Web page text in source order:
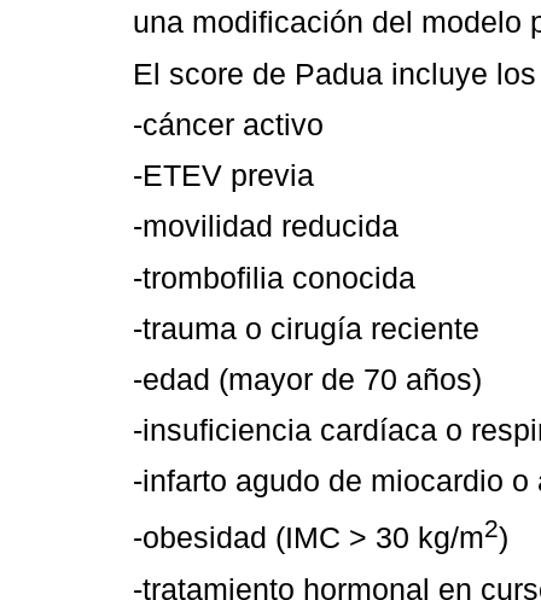
una modificación del modelo
El score de Padua incluye
-cáncer activo
-ETEV previa
-movilidad reducida
-trombofilia conocida
-trauma o cirugía reciente
-edad (mayor de 70 años)
-insuficiencia cardíaca o
-infarto agudo de miocardio
-obesidad (IMC > 30 kg/m2)
-tratamiento hormonal en